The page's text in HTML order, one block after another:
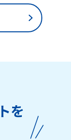
を